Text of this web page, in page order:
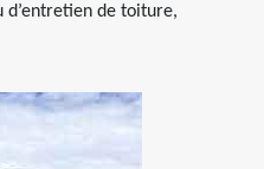
de toiture,